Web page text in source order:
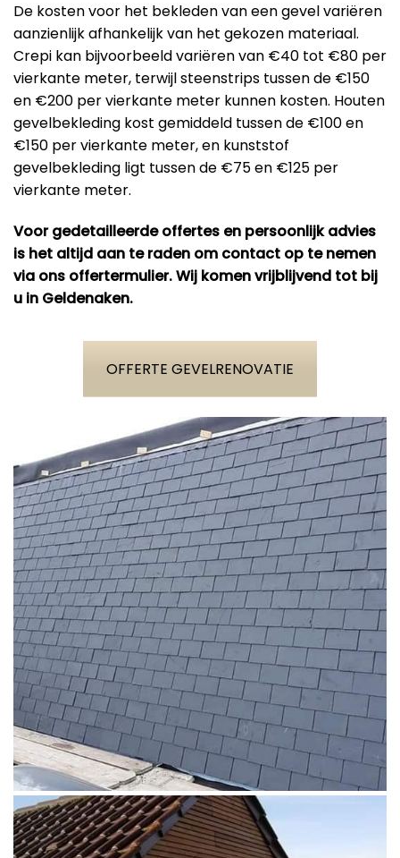
De kosten voor het bekleden van een gevel variëren
aanzienlijk afhankelijk van het gekozen materiaal.
Crepi kan bijvoorbeeld variëren van €40 tot €80 per
vierkante meter, terwijl steenstrips tussen de €150
en €200 per vierkante meter kunnen kosten. Houten
gevelbekleding kost gemiddeld tussen de €100 en
€150 per vierkante meter, en kunststof
gevelbekleding ligt tussen de €75 en €125 per
vierkante meter​.
Voor gedetailleerde offertes en persoonlijk advies
is het altijd aan te raden om contact op te nemen
via ons offertermulier. Wij komen vrijblijvend tot bij
u in Geldenaken.
OFFERTE GEVELRENOVATIE